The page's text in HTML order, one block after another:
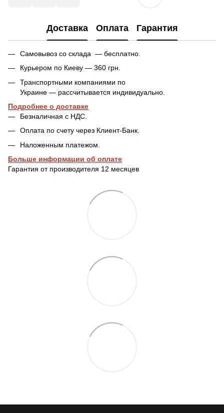
Доставка Оплата Гарантия
Самовывоз со склада — бесплатно.
Курьером по Киеву — 360 грн.
Транспортными компаниями по
Украине — рассчитывается индивидуально.
Подробнее о доставке
Безналичная с НДС.
Оплата по счету через Клиент-Банк.
Наложенным платежом.
Больше информации об оплате
Гарантия от производителя 12 месяцев